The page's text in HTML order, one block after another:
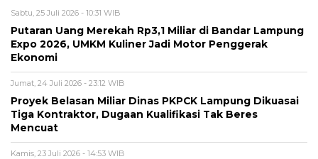
Sabtu, 25 Juli 2026 - 10:31 WIB
Putaran Uang Merekah Rp3,1 Miliar di Bandar Lampung
Expo 2026, UMKM Kuliner Jadi Motor Penggerak
Ekonomi
Jumat, 24 Juli 2026 - 23:12 WIB
Proyek Belasan Miliar Dinas PKPCK Lampung Dikuasai
Tiga Kontraktor, Dugaan Kualifikasi Tak Beres
Mencuat
Kamis, 23 Juli 2026 - 14:53 WIB